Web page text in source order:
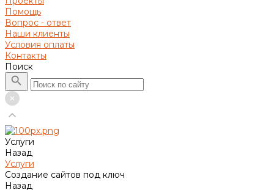
Помощь
Вопрос - ответ
Наши клиенты
Условия оплаты
Контакты
Поиск
Услуги
Назад
Услуги
Создание сайтов под ключ
Назад